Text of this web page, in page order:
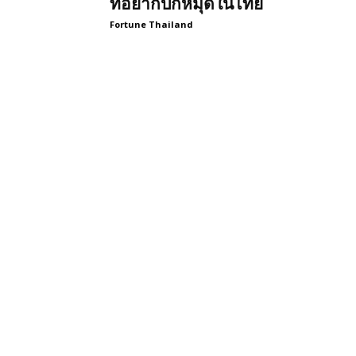
Fortune Thailand